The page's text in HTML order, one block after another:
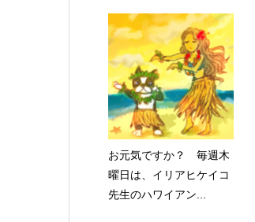
お元気ですか？ 毎週木
曜日は、イリアヒケイコ
先生のハワイアン...